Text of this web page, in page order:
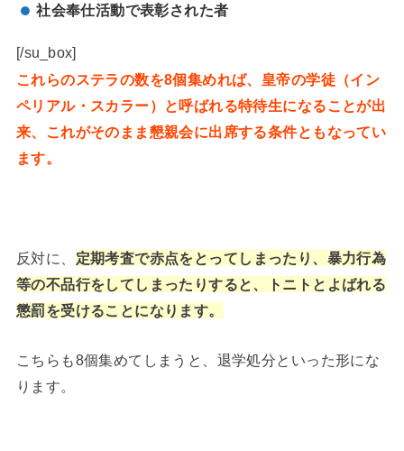
社会奉仕活動で表彰された者
[/su_box]
これらのステラの数を8個集めれば、皇帝の学徒（イン
ペリアル・スカラー）と呼ばれる特待生になることが出
来、これがそのまま懇親会に出席する条件ともなってい
ます。
反対に、 定期考査で赤点をとってしまったり、暴力行為
等の不品行をしてしまったりすると、トニトとよばれる
懲罰を受けることになります。
こちらも8個集めてしまうと、退学処分といった形にな
ります。